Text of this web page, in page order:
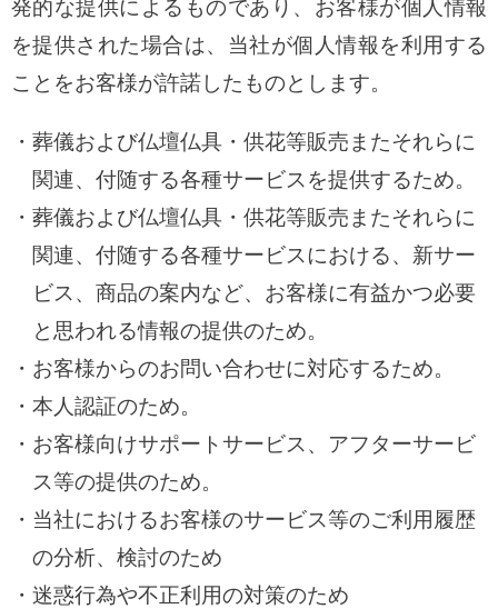
発的な提供によるものであり、お客様が個人情報
を提供された場合は、当社が個人情報を利用する
ことをお客様が許諾したものとします。
葬儀および仏壇仏具・供花等販売またそれらに
関連、付随する各種サービスを提供するため。
葬儀および仏壇仏具・供花等販売またそれらに
関連、付随する各種サービスにおける、新サー
ビス、商品の案内など、お客様に有益かつ必要
と思われる情報の提供のため。
お客様からのお問い合わせに対応するため。
本人認証のため。
お客様向けサポートサービス、アフターサービ
ス等の提供のため。
当社におけるお客様のサービス等のご利用履歴
の分析、検討のため
迷惑行為や不正利用の対策のため